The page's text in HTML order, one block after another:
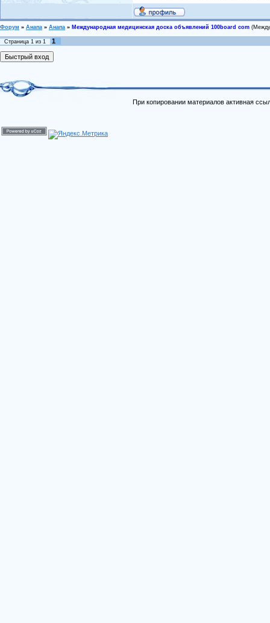
Форум » Анапа » Анапа » Международная медицинская доска объявлений 100board com
Страница 1 из 1 1
При копировании материалов активная